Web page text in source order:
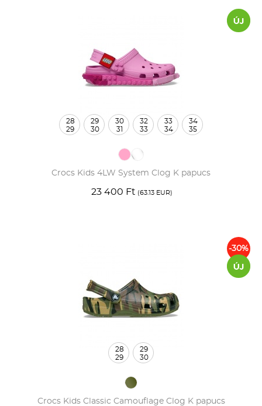
Crocs Kids 4LW System Clog K papucs
23 400 Ft (63.13 EUR)
28
29
29
30
30
31
32
33
33
34
34
35
-30%
Crocs Kids Classic Camouflage Clog K papucs
28
29
29
30